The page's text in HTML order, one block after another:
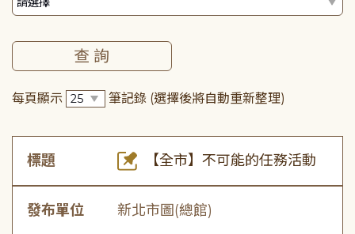
每頁顯示 筆記錄 (選擇後將自動重新整理)
標題 【全市】不可能的任務活動
發布單位 新北市圖(總館)